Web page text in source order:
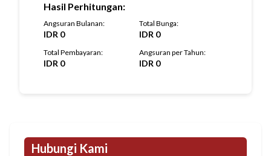
Hasil Perhitungan:
Angsuran Bulanan:
IDR 0
Total Bunga:
IDR 0
Total Pembayaran:
IDR 0
Angsuran per Tahun:
IDR 0
Hubungi Kami